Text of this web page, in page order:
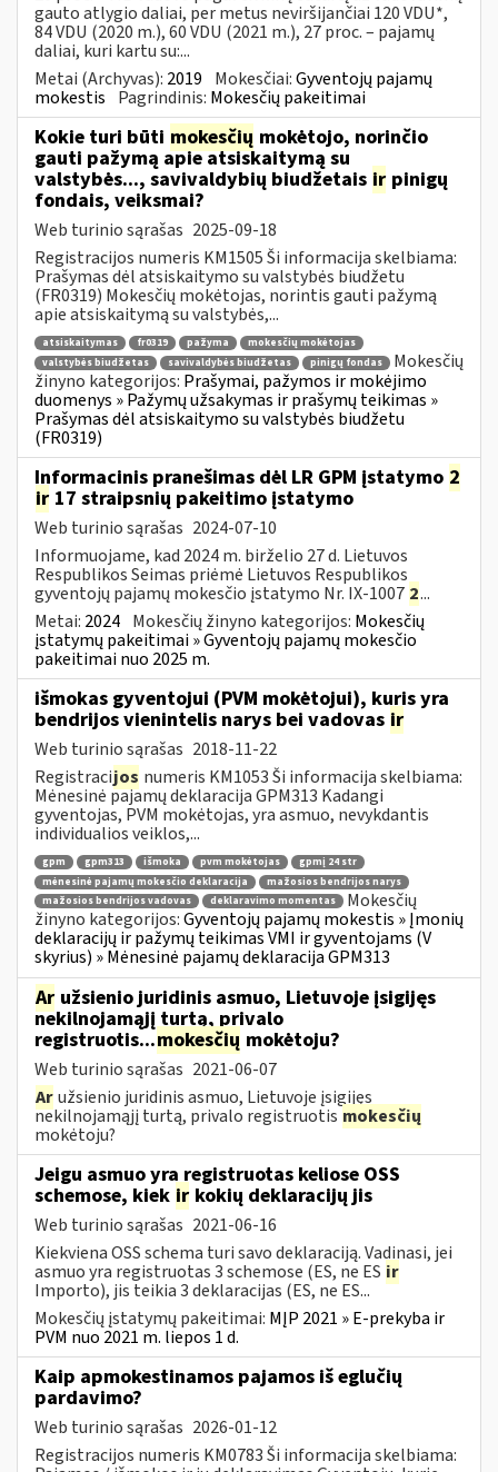
gauto atlygio daliai, per metus neviršijančiai 120 VDU*,
84 VDU (2020 m.), 60 VDU (2021 m.), 27 proc. – pajamų
daliai, kuri kartu su:...
Metai (Archyvas): 2019 Mokesčiai:Gyventojų pajamų
mokestis Pagrindinis: Mokesčių pakeitimai
Kokie turi būti mokesčių mokėtojo, norinčio
gauti pažymą apie atsiskaitymą su
valstybės..., savivaldybių biudžetais ir pinigų
fondais, veiksmai?
Web turinio sąrašas 2025-09-18
Registracijos numeris KM1505 Ši informacija skelbiama:
Prašymas dėl atsiskaitymo su valstybės biudžetu
(FR0319) Mokesčių mokėtojas, norintis gauti pažymą
apie atsiskaitymą su valstybės,...
atsiskaitymas fr0319 pažyma
mokesčių mokėtojas
valstybės biudžetas
savivaldybės biudžetas pinigų fondas
Mokesčių
žinyno kategorijos: Prašymai, pažymos ir mokėjimo
duomenys » Pažymų užsakymas ir prašymų teikimas »
Prašymas dėl atsiskaitymo su valstybės biudžetu
(FR0319)
Informacinis pranešimas dėl LR GPM įstatymo 2
ir 17 straipsnių pakeitimo įstatymo
Web turinio sąrašas 2024-07-10
Informuojame, kad 2024 m. birželio 27 d. Lietuvos
Respublikos Seimas priėmė Lietuvos Respublikos
gyventojų pajamų mokesčio įstatymo Nr. IX-1007 2...
Metai: 2024 Mokesčių žinyno kategorijos: Mokesčių
įstatymų pakeitimai » Gyventojų pajamų mokesčio
pakeitimai nuo 2025 m.
išmokas gyventojui (PVM mokėtojui), kuris yra
bendrijos vienintelis narys bei vadovas ir
Web turinio sąrašas 2018-11-22
Registracijos numeris KM1053 Ši informacija skelbiama:
Mėnesinė pajamų deklaracija GPM313 Kadangi
gyventojas, PVM mokėtojas, yra asmuo, nevykdantis
individualios veiklos,...
gpm gpm313 išmoka pvm mokėtojas
gpmį 24 str
mėnesinė pajamų mokesčio deklaracija
mažosios bendrijos narys
mažosios bendrijos vadovas
deklaravimo momentas
Mokesčių
žinyno kategorijos:Gyventojų pajamų mokestis » Įmonių
deklaracijų ir pažymų teikimas VMI ir gyventojams (V
skyrius) » Mėnesinė pajamų deklaracija GPM313
Ar užsienio juridinis asmuo, Lietuvoje įsigijęs
nekilnojamąjį turtą, privalo
registruotis...mokesčių mokėtoju?
Web turinio sąrašas 2021-06-07
Aružsienio juridinis asmuo, Lietuvoje įsigijęs
nekilnojamąjį turtą, privalo registruotis mokesčių
mokėtoju?
Jeigu asmuo yra registruotas keliose OSS
schemose, kiek ir kokių deklaracijų jis
Web turinio sąrašas 2021-06-16
Kiekviena OSS schema turi savo deklaraciją. Vadinasi, jei
asmuo yra registruotas 3 schemose (ES, ne ES ir
Importo), jis teikia 3 deklaracijas (ES, ne ES...
Mokesčių įstatymų pakeitimai: MĮP 2021 » E-prekyba ir
PVM nuo 2021 m. liepos 1 d.
Kaip apmokestinamos pajamos iš eglučių
pardavimo?
Web turinio sąrašas 2026-01-12
Registracijos numeris KM0783 Ši informacija skelbiama: